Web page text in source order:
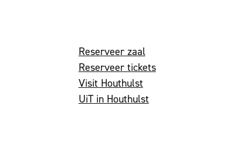
Reserveer zaal
Reserveer tickets
Visit Houthulst
UiT in Houthulst